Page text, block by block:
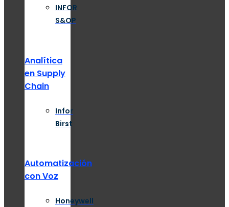
INFOR
S&OP
Analítica
en Supply
Chain
Infor
Birst
Automatización
con Voz
Honeywell